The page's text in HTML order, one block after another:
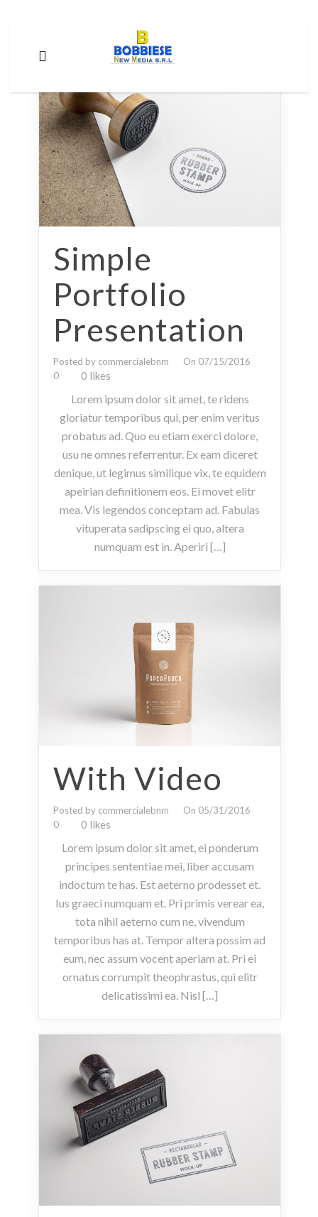
Simple
Portfolio
Presentation
Posted by commercialebnm
On 07/15/2016
0
0 likes
Lorem ipsum dolor sit amet, te ridens
gloriatur temporibus qui, per enim veritus
probatus ad. Quo eu etiam exerci dolore,
usu ne omnes referrentur. Ex eam diceret
denique, ut legimus similique vix, te equidem
apeirian definitionem eos. Ei movet elitr
mea. Vis legendos conceptam ad. Fabulas
vituperata sadipscing ei quo, altera
numquam est in. Aperiri […]
With Video
Posted by commercialebnm
On 05/31/2016
0
0 likes
Lorem ipsum dolor sit amet, ei ponderum
principes sententiae mei, liber accusam
indoctum te has. Est aeterno prodesset et.
Ius graeci numquam et. Pri primis verear ea,
tota nihil aeterno cum ne, vivendum
temporibus has at. Tempor altera possim ad
eum, nec assum vocent aperiam at. Pri ei
ornatus corrumpit theophrastus, qui elitr
delicatissimi ea. Nisl […]